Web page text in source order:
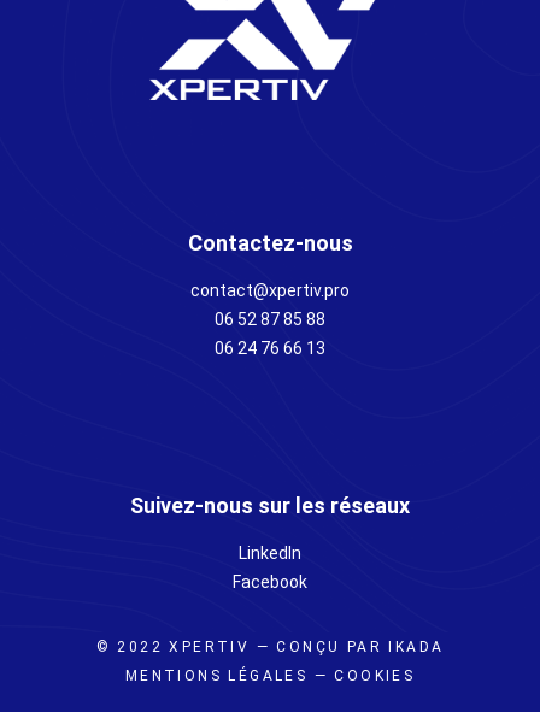
Contactez-nous
contact@xpertiv.pro
06 52 87 85 88
06 24 76 66 13
Suivez-nous sur les réseaux
LinkedIn
Facebook
© 2022 XPERTIV —CONÇU PAR IKADA
MENTIONS LÉGALES —COOKIES